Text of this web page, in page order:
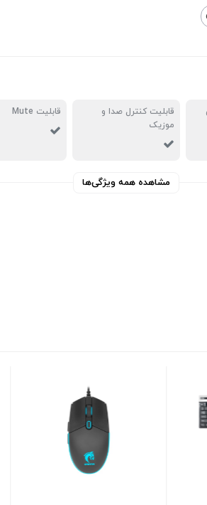
قابلیت کنترل صدا و
موزیک
قابلیت Mute
مشاهده همه ویژگی‌ها